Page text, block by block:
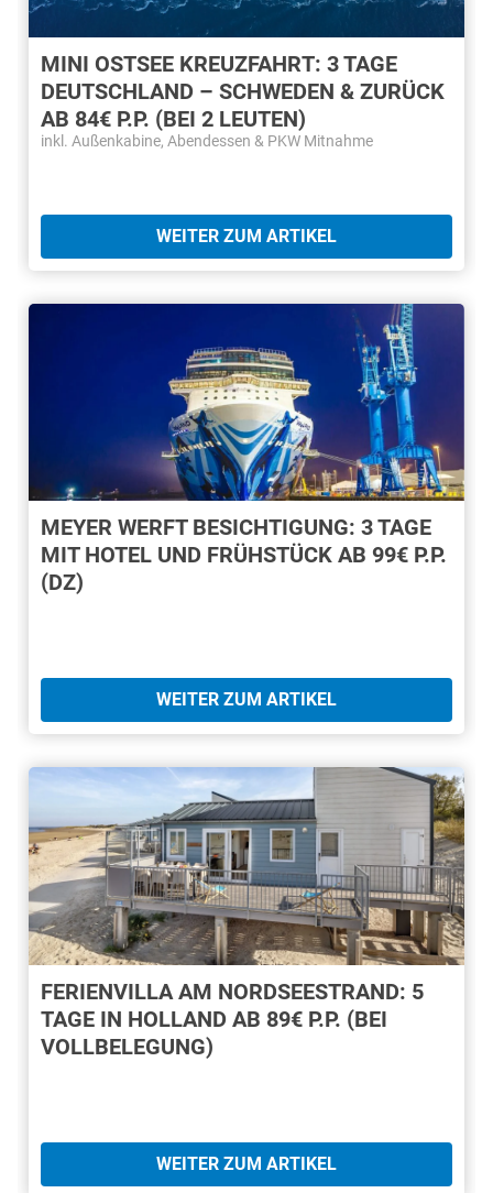
MINI OSTSEE KREUZFAHRT: 3 TAGE
DEUTSCHLAND – SCHWEDEN & ZURÜCK
AB 84€ P.P. (BEI 2 LEUTEN)
inkl. Außenkabine, Abendessen & PKW Mitnahme
WEITER ZUM ARTIKEL
MEYER WERFT BESICHTIGUNG: 3 TAGE
MIT HOTEL UND FRÜHSTÜCK AB 99€ P.P.
(DZ)
WEITER ZUM ARTIKEL
FERIENVILLA AM NORDSEESTRAND: 5
TAGE IN HOLLAND AB 89€ P.P. (BEI
VOLLBELEGUNG)
WEITER ZUM ARTIKEL